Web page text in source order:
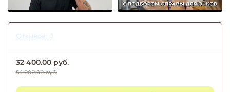
Отзывов: 0
32 400.00 руб.
54 000.00 руб.